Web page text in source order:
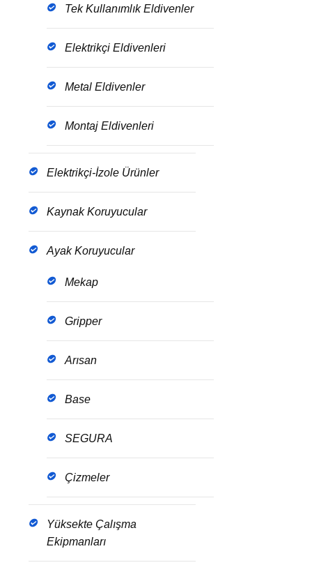
Tek Kullanımlık Eldivenler
Elektrikçi Eldivenleri
Metal Eldivenler
Montaj Eldivenleri
Elektrikçi-İzole Ürünler
Kaynak Koruyucular
Ayak Koruyucular
Mekap
Gripper
Arısan
Base
SEGURA
Çizmeler
Yüksekte Çalışma
Ekipmanları